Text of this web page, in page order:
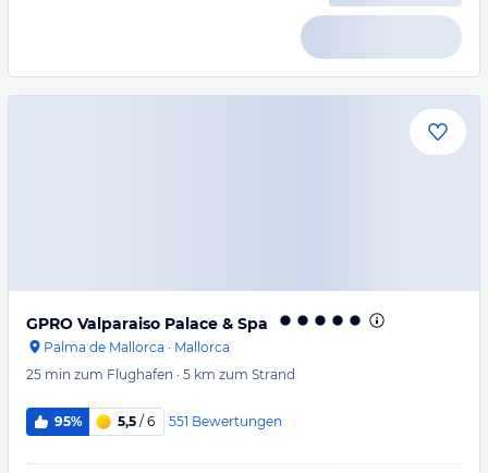
GPRO Valparaiso Palace & Spa
Palma de Mallorca · Mallorca
25 min zum Flughafen · 5 km zum Strand
95% 5,5 / 6 551 Bewertungen